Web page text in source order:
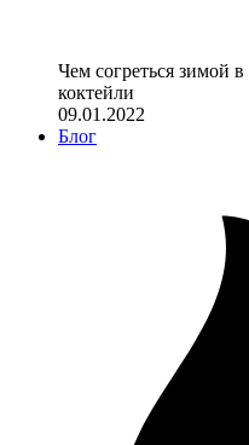
Чем согреться зимой
коктейли
09.01.2022
Блог